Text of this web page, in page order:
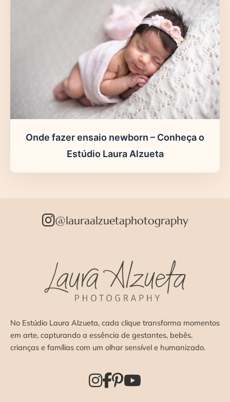
Onde fazer ensaio newborn – Conheça o
Estúdio Laura Alzueta
@lauraalzuetaphotography
No Estúdio Laura Alzueta, cada clique transforma momentos
em arte, capturando a essência de gestantes, bebês,
crianças e famílias com um olhar sensível e humanizado.